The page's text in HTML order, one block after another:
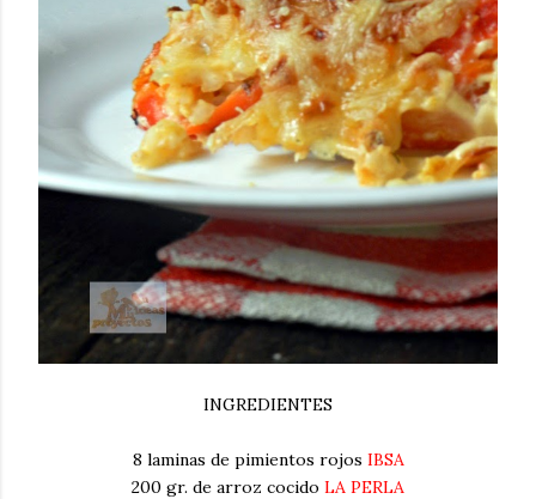
INGREDIENTES
8 laminas de pimientos rojos IBSA
200 gr. de arroz cocido LA PERLA